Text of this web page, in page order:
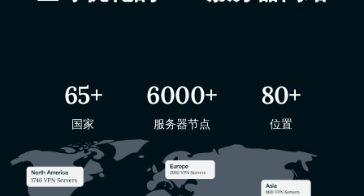
65+
国家
6000+
服务器节点
80+
位置